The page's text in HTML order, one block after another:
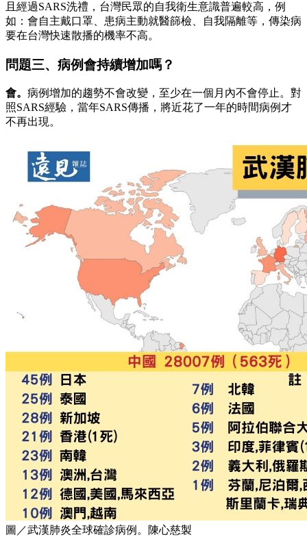
且經過SARS洗禮，台灣民眾的自我衛生意識普遍較高，例
如：會自主戴口罩、患病主動就醫篩檢、自我隔離等，傳染病
要在台灣快速散播的機率不高。
問題三、病例會持續增加嗎？
會。 病例增加的趨勢不會改變，至少在一個月內不會停止。對
照SARS經驗，當年SARS傳播，將近花了一年的時間病例才
不再出現。
圖／武漢肺炎全球確診病例。陳心慈製